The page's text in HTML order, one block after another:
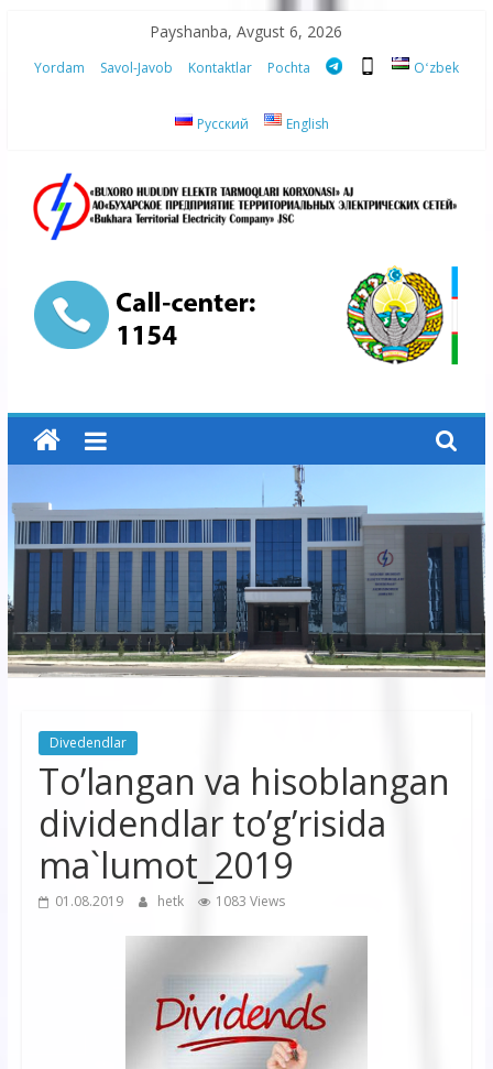
content
Payshanba, Avgust 6, 2026
Yordam Savol-Javob Kontaktlar Pochta Oʻzbek
Русский English
“Buxoro
hududiy
elektr
tarmoqlari
korxonasi”
AJ
“Buxoro
hududiy
korxonasi”
Divedendlar
To’langan va hisoblangan
dividendlar to’g’risida
ma`lumot_2019
01.08.2019 hetk 1083 Views